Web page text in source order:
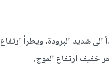
الى شديد البرودة، ويطرأ
خفيف ارتفاع الموج.